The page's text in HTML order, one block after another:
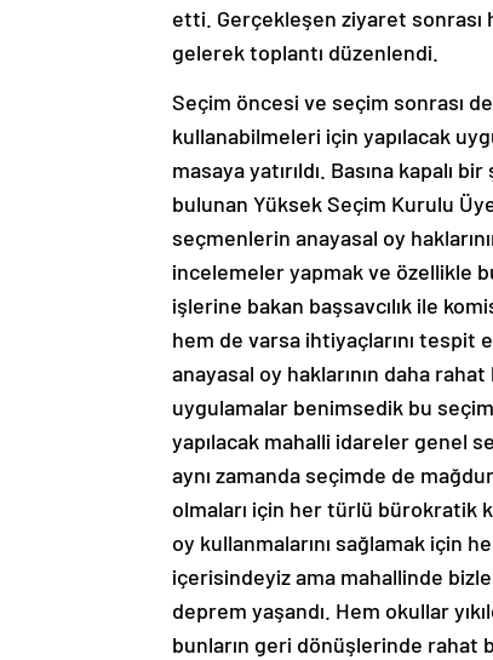
etti. Gerçekleşen ziyaret
gelerek toplantı düzenlendi.
Seçim öncesi ve seçim sonrası
kullanabilmeleri için yapılacak
masaya yatırıldı. Basına kapalı
bulunan Yüksek Seçim Kurulu
seçmenlerin anayasal oy
incelemeler yapmak ve özellikle
işlerine bakan başsavcılık ile
hem de varsa ihtiyaçlarını
anayasal oy haklarının daha
uygulamalar benimsedik bu
yapılacak mahalli idareler genel
aynı zamanda seçimde de
olmaları için her türlü bürokratik
oy kullanmalarını sağlamak için
içerisindeyiz ama mahallinde
deprem yaşandı. Hem okullar
bunların geri dönüşlerinde rahat